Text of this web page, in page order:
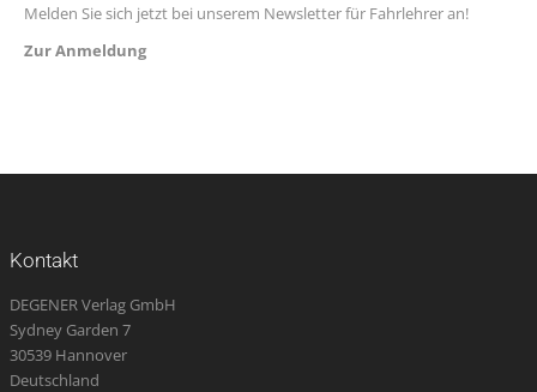
Melden Sie sich jetzt bei unserem Newsletter für Fahrlehrer an!
Zur Anmeldung
Kontakt
DEGENER Verlag GmbH
Sydney Garden 7
30539 Hannover
Deutschland